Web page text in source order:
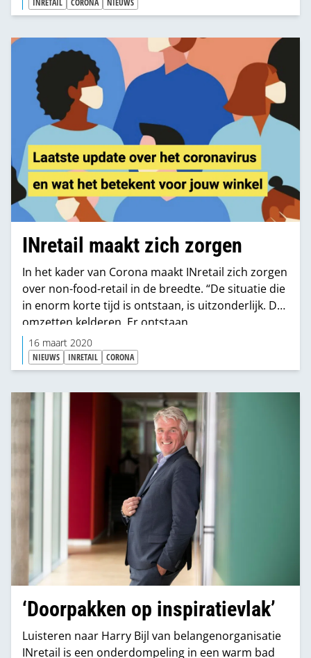
INRETAIL CORONA NIEUWS
INretail maakt zich zorgen
In het kader van Corona maakt INretail zich zorgen
over non-food-retail in de breedte. “De situatie die
in enorm korte tijd is ontstaan, is uitzonderlijk. De
omzetten kelderen. Er ontstaan
liquiditeitsproblemen in een sector die aan
400.000 mensen werk biedt. Er zijn miljarden nodig
om lucht te creëren."
16 maart 2020
NIEUWS INRETAIL CORONA
‘Doorpakken op inspiratievlak’
Luisteren naar Harry Bijl van belangenorganisatie
INretail is een onderdompeling in een warm bad